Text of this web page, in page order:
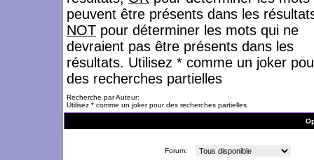
peuvent être présents dans les
NOT pour déterminer les mots qui ne
devraient pas être présents dans les
résultats. Utilisez * comme un joker
des recherches partielles
Recherche par Auteur:
Utilisez * comme un joker pour des recherches partielles
Forum: